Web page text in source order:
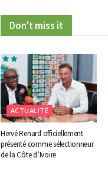
Don't miss it
ACTUALITÉ
Hervé Renard officiellement
présenté comme sélectionneur
de la Côte d’Ivoire